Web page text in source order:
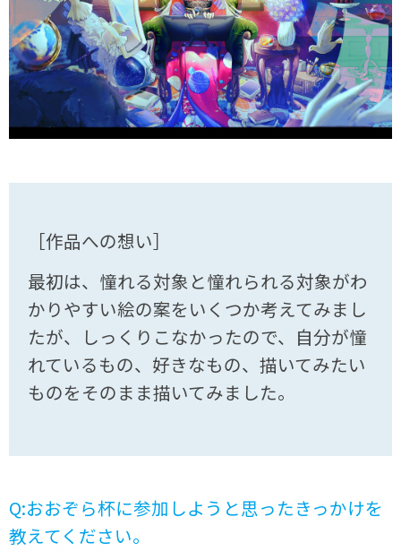
［作品への想い］
最初は、憧れる対象と憧れられる対象がわ
かりやすい絵の案をいくつか考えてみまし
たが、しっくりこなかったので、自分が憧
れているもの、好きなもの、描いてみたい
ものをそのまま描いてみました。
Q:おおぞら杯に参加しようと思ったきっかけを
教えてください。